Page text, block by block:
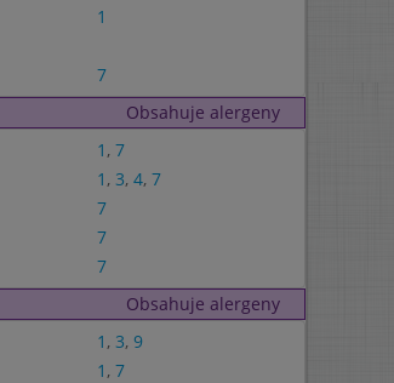
1
7
Obsahuje alergeny
1 , 7
1 , 3, 4, 7
7
7
7
Obsahuje alergeny
1 , 3, 9
1 , 7